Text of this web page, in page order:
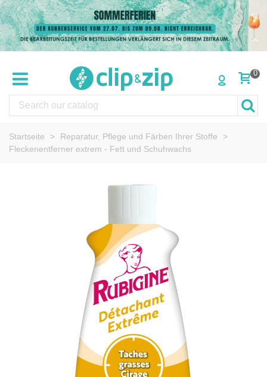
0
Startseite > Reparatur, Pflege und Färben Ihrer Stoffe
>
Fleckenentferner extrem - Fett und Schuhwachs